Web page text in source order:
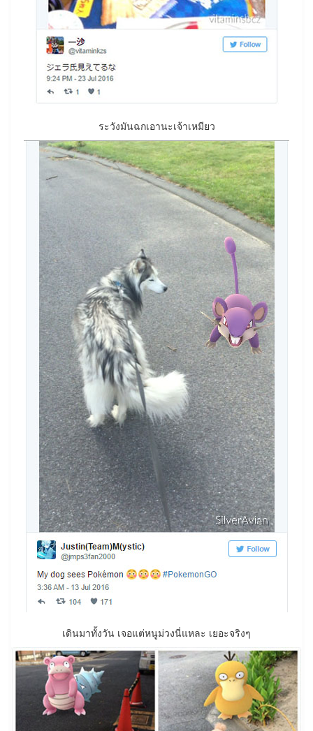
ระวังมันฉกเอานะเจ้าเหมียว
เดินมาทั้งวัน เจอแต่หนูม่วงนี่แหละ เยอะจริงๆ